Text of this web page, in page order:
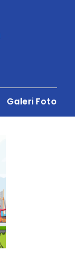
Galeri Foto